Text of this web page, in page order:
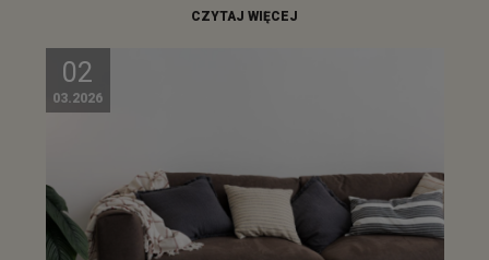
CZYTAJ WIĘCEJ
02
03.2026